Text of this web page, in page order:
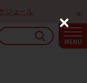
ジュール
C
l
o